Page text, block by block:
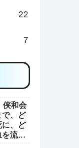
22
7
侠和会
で、ど
に、ど
流し